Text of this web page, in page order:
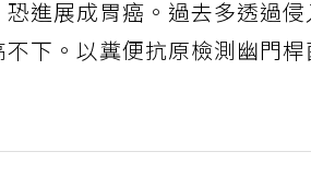
恐進展成胃癌。過去多透過
不下。以糞便抗原檢測幽門